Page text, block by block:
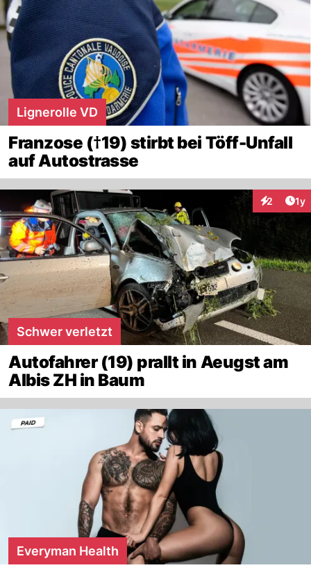
Lignerolle VD
Franzose (†19) stirbt bei Töff-Unfall
auf Autostrasse
2 1y
Schwer verletzt
Autofahrer (19) prallt in Aeugst am
Albis ZH in Baum
Everyman Health